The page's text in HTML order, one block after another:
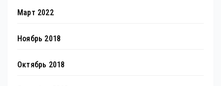
Март 2022
Ноябрь 2018
Октябрь 2018